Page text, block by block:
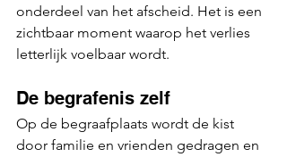
onderdeel van het afscheid. Het is een
zichtbaar moment waarop het verlies
letterlijk voelbaar wordt.
De begrafenis zelf
Op de begraafplaats wordt de kist
door familie en vrienden gedragen en